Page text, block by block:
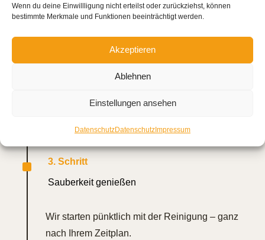
Wenn du deine Einwillligung nicht erteilst oder zurückziehst, können
bestimmte Merkmale und Funktionen beeinträchtigt werden.
Akzeptieren
Ablehnen
Einstellungen ansehen
DatenschutzDatenschutzImpressum
^ 2. Schritt
und erstellen ein individuelles Angebot.
^ 3. Schritt
Sauberkeit genießen
Wir starten pünktlich mit der Reinigung – ganz
nach Ihrem Zeitplan.